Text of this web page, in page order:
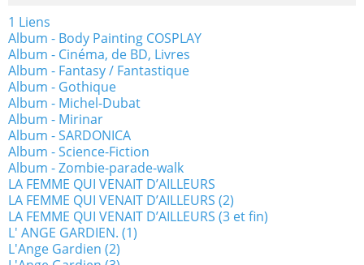
1 Liens
Album - Body Painting COSPLAY
Album - Cinéma, de BD, Livres
Album - Fantasy / Fantastique
Album - Gothique
Album - Michel-Dubat
Album - Mirinar
Album - SARDONICA
Album - Science-Fiction
Album - Zombie-parade-walk
LA FEMME QUI VENAIT D’AILLEURS
LA FEMME QUI VENAIT D’AILLEURS (2)
LA FEMME QUI VENAIT D’AILLEURS (3 et fin)
L' ANGE GARDIEN. (1)
L'Ange Gardien (2)